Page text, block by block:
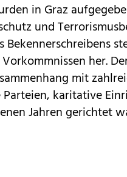
in Graz
und
Bekennerschreibens
her.
mit
karitative
Jahren gerichtet